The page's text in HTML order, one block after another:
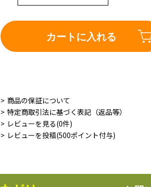
カートに入れる
商品の保証について
特定商取引法に基づく表記（返品等）
レビューを見る(0件)
レビューを投稿(500ポイント付与)